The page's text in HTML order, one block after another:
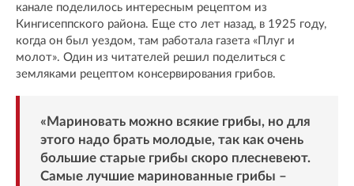
канале поделилось интересным рецептом из
Кингисеппского района. Еще сто лет назад, в 1925 году,
когда он был уездом, там работала газета «Плуг и
молот». Один из читателей решил поделиться с
земляками рецептом консервирования грибов.
«Мариновать можно всякие грибы, но для
этого надо брать молодые, так как очень
большие старые грибы скоро плесневеют.
Самые лучшие маринованные грибы –